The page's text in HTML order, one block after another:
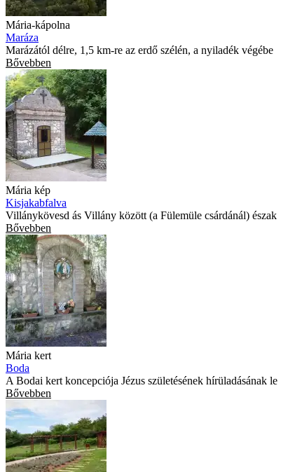
Mária-kápolna
Maráza
Marázától délre, 1,5 km-re az erdő szélén, a nyiladék végébe
Bővebben
Mária kép
Kisjakabfalva
Villánykövesd ás Villány között (a Fülemüle csárdánál) észak
Bővebben
Mária kert
Boda
A Bodai kert koncepciója Jézus születésének hírüladásának le
Bővebben